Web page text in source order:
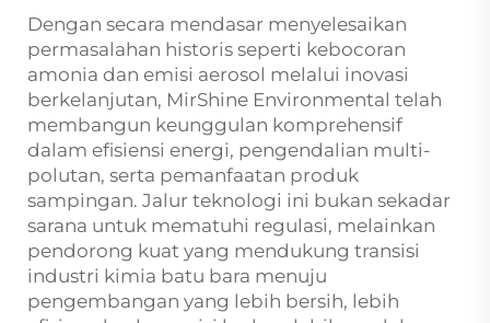
Dengan secara mendasar menyelesaikan
permasalahan historis seperti kebocoran
amonia dan emisi aerosol melalui inovasi
berkelanjutan, MirShine Environmental telah
membangun keunggulan komprehensif
dalam efisiensi energi, pengendalian multi-
polutan, serta pemanfaatan produk
sampingan. Jalur teknologi ini bukan sekadar
sarana untuk mematuhi regulasi, melainkan
pendorong kuat yang mendukung transisi
industri kimia batu bara menuju
pengembangan yang lebih bersih, lebih